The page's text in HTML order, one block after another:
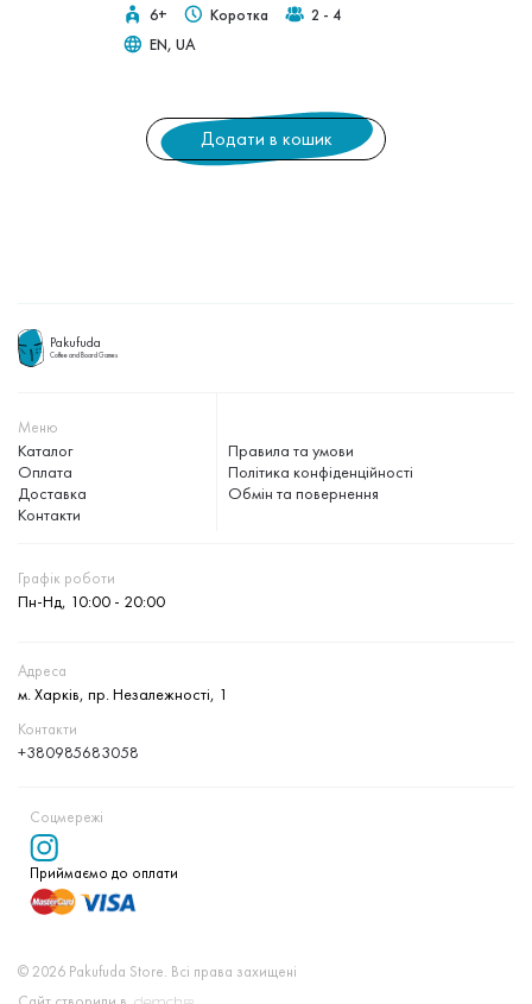
6+ Коротка
2 - 4
EN, UA
Додати в кошик
Pakufuda
Coffee and Board Games
Меню
Каталог
Оплата
Доставка
Контакти
Правила та умови
Політика конфіденційності
Обмін та повернення
Графік роботи
Пн-Нд, 10:00 - 20:00
Адреса
м. Харків, пр. Незалежності, 1
Контакти
+380985683058
© 2026 Pakufuda Store. Всі права захищені
Соцмережі
Приймаємо до оплати